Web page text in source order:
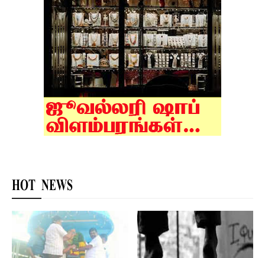
HOT NEWS